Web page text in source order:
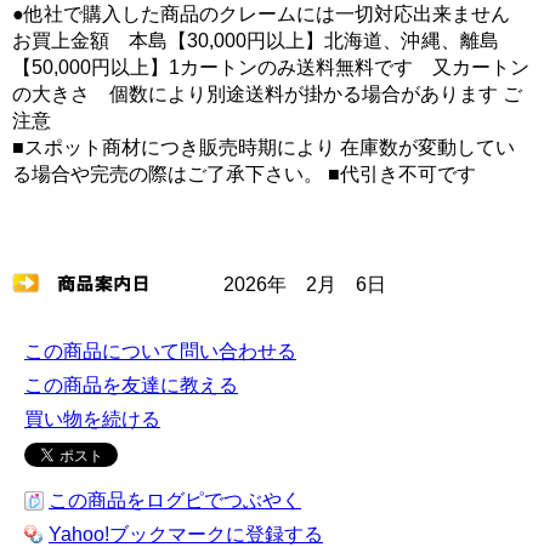
●他社で購入した商品のクレームには一切対応出来ません
お買上金額 本島【30,000円以上】北海道、沖縄、離島
【50,000円以上】1カートンのみ送料無料です 又カートン
の大きさ 個数により別途送料が掛かる場合があります ご
注意
■スポット商材につき販売時期により 在庫数が変動してい
る場合や完売の際はご了承下さい。 ■代引き不可です
2026年 2月 6日
この商品について問い合わせる
この商品を友達に教える
買い物を続ける
この商品をログピでつぶやく
Yahoo!ブックマークに登録する